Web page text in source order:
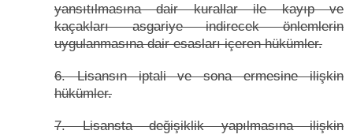
yansıtılmasına dair kurallar ile kayıp ve
kaçakları asgariye indirecek önlemlerin
uygulanmasına dair esasları içeren hükümler.
6. Lisansın iptali ve sona ermesine ilişkin
hükümler.
7. Lisansta değişiklik yapılmasına ilişkin